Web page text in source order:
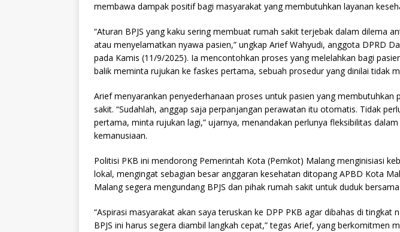
membawa dampak positif bagi masyarakat yang membutuhkan layanan
“Aturan BPJS yang kaku sering membuat rumah sakit terjebak dalam dilema
atau menyelamatkan nyawa pasien,” ungkap Arief Wahyudi, anggota DPRD
pada Kamis (11/9/2025). Ia mencontohkan proses yang melelahkan bagi
balik meminta rujukan ke faskes pertama, sebuah prosedur yang dinilai tidak
Arief menyarankan penyederhanaan proses untuk pasien yang membutuhkan
sakit. “Sudahlah, anggap saja perpanjangan perawatan itu otomatis. Tidak
pertama, minta rujukan lagi,” ujarnya, menandakan perlunya fleksibilitas
kemanusiaan.
Politisi PKB ini mendorong Pemerintah Kota (Pemkot) Malang menginisiasi
lokal, mengingat sebagian besar anggaran kesehatan ditopang APBD Kota
Malang segera mengundang BPJS dan pihak rumah sakit untuk duduk
“Aspirasi masyarakat akan saya teruskan ke DPP PKB agar dibahas di tingkat
BPJS ini harus segera diambil langkah cepat,” tegas Arief, yang berkomitmen